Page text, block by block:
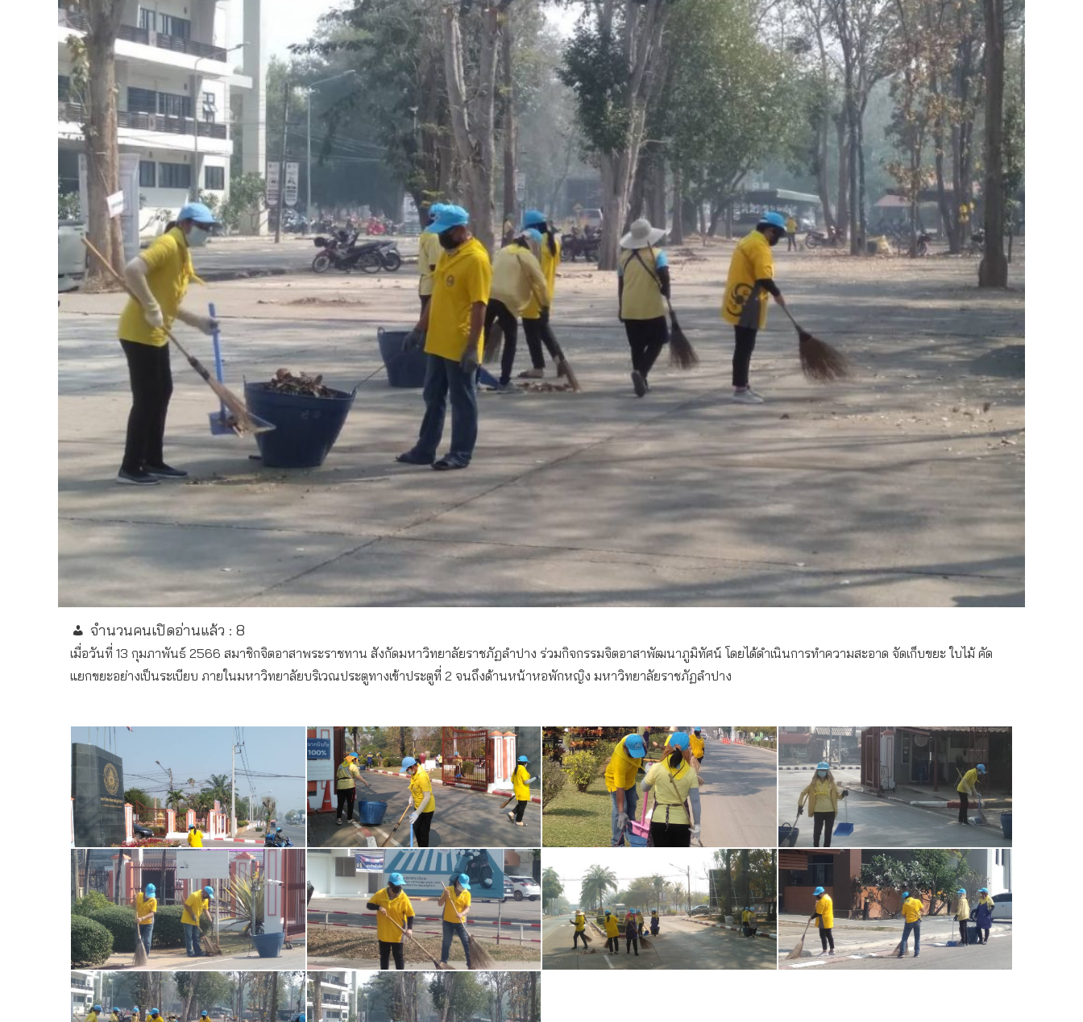
จำนวนคนเปิดอ่านแล้ว : 8
เมื่อวันที่ 13 กุมภาพันธ์ 2566 สมาชิกจิตอาสาพระราชทาน สังกัดมหาวิทยาลัยราชภัฏลำปาง ร่วมกิจกรรมจิตอาสาพัฒนาภูมิทัศน์ โดยได้ดำเนินการทำความสะอาด จัดเก็บขยะ ใบไม้ คัด
แยกขยะอย่างเป็นระเบียบ ภายในมหาวิทยาลัยบริเวณประตูทางเข้าประตูที่ 2 จนถึงด้านหน้าหอพักหญิง มหาวิทยาลัยราชภัฏลำปาง